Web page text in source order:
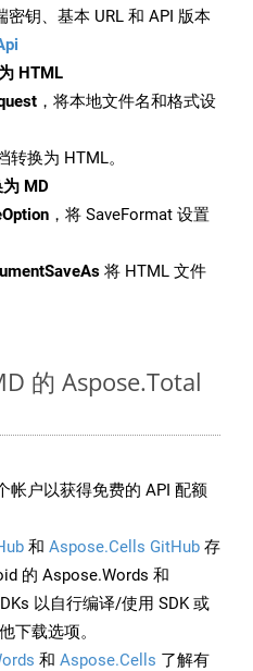
钥、基本 URL 和 API 版本
HTML
，将本地文件名和格式设
转换为 HTML。
MD
，将 SaveFormat 设置
将 HTML 文件
的 Aspose.Total
帐户以获得免费的 API 配额
和 Aspose.Cells GitHub 存
的 Aspose.Words 和
以自行编译/使用 SDK 或
下载选项。
和 Aspose.Cells 了解有